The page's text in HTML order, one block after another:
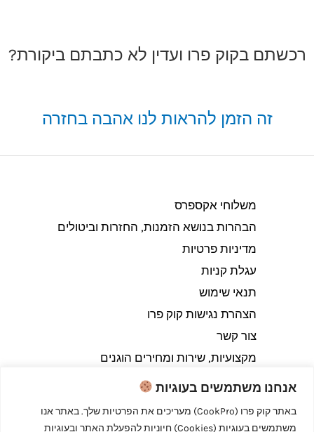
אנחנו משתמשים בעוגיות
באתר קוק פרו (CookPro) מעריכים את הפרטיות שלך. באתר אנו
משתמשים בעוגיות (Cookies) חיוניות להפעלת האתר ובעוגיות
רכשתם בקוק פרו ועדין לא כתבתם ביקורת?
זה הזמן להראות לנו אהבה בחזרה
משלוחי אקספרס
הבהרות בנושא הזמנות, החזרות וביטולים​
מדיניות פרטיות
עגלת קניות
תנאי שימוש
הצהרת נגישות קוק פרו
צור קשר
מקצועיות, שירות ומחירים הוגנים